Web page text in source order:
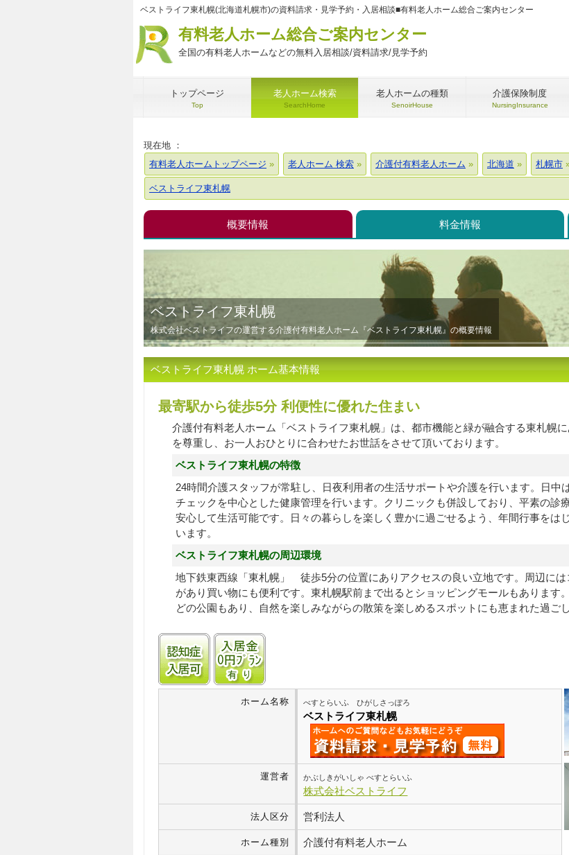
ベストライフ東札幌(北海道札幌市)の資料請求・見学予約・入居相談■有料老人ホーム総合ご案内センター
有料老人ホーム総合ご案内センター
全国の有料老人ホームなどの無料入居相談/資料請求/見学予約
トップページ
Top
老人ホーム検索
SearchHome
老人ホームの種類
SenoirHouse
介護保険制度
NursingInsurance
現在地 ：
有料老人ホームトップページ
老人ホーム 検索 介護付有料老人ホーム 北海道 札幌市
ベストライフ東札幌
概要情報 料金情報
ベストライフ東札幌
株式会社ベストライフの運営する介護付有料老人ホーム『ベストライフ東札幌』の概要情報
ベストライフ東札幌 ホーム基本情報
最寄駅から徒歩5分 利便性に優れた住まい
介護付有料老人ホーム「ベストライフ東札幌」は、都市機能と緑が融合する東札幌
を尊重し、お一人おひとりに合わせたお世話をさせて頂いております。
ベストライフ東札幌の特徴
24時間介護スタッフが常駐し、日夜利用者の生活サポートや介護を行います。日中
チェックを中心とした健康管理を行います。クリニックも併設しており、平素の診
安心して生活可能です。日々の暮らしを楽しく豊かに過ごせるよう、年間行事をは
います。
ベストライフ東札幌の周辺環境
地下鉄東西線「東札幌」 徒歩5分の位置にありアクセスの良い立地です。周辺に
があり買い物にも便利です。東札幌駅前まで出るとショッピングモールもあります
どの公園もあり、自然を楽しみながらの散策を楽しめるスポットにも恵まれた過ご
認知症受け入れ可
ホーム名称 べすとらいふ ひがしさっぽろ
ベストライフ東札幌
運営者 かぶしきがいしゃ べすとらいふ
株式会社ベストライフ
法人区分 営利法人
ホーム種別 介護付有料老人ホーム